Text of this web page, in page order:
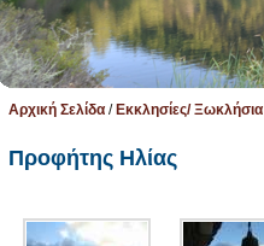
Αρχική Σελίδα / Εκκλησίες/ Ξωκλήσια
Προφήτης Ηλίας